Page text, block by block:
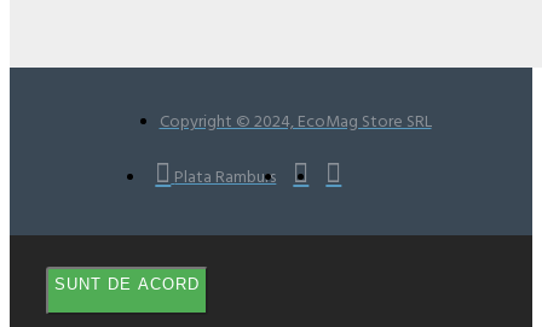
Copyright © 2024, EcoMag Store SRL
Plata Ramburs
SUNT DE ACORD